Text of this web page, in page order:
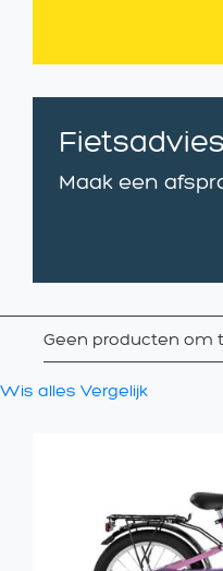
Maak een
Geen producten om
Wis alles Vergelijk